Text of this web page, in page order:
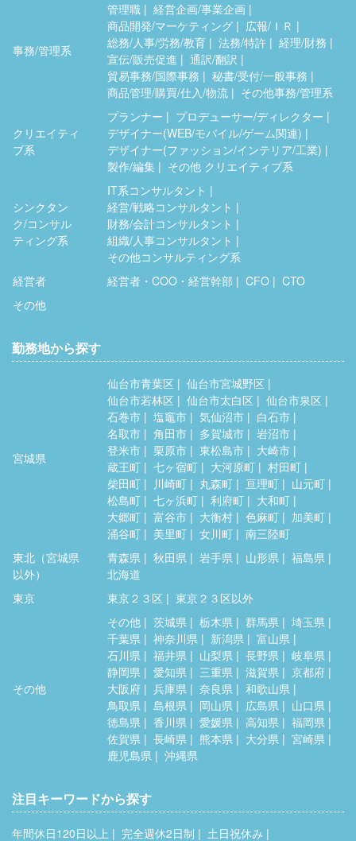
事務/管理系
管理職
経営企画/事業企画
商品開発/マーケティング
広報/ＩＲ
総務/人事/労務/教育
法務/特許
経理/財務
宣伝/販売促進
通訳/翻訳
貿易事務/国際事務
秘書/受付/一般事務
商品管理/購買/仕入/物流
その他事務/管理系
クリエイティ
ブ系
プランナー
プロデューサー/ディレクター
デザイナー(WEB/モバイル/ゲーム関連)
デザイナー(ファッション/インテリア/工業)
製作/編集
その他 クリエイティブ系
シンクタン
ク/コンサル
ティング系
IT系コンサルタント
経営/戦略コンサルタント
財務/会計コンサルタント
組織/人事コンサルタント
その他コンサルティング系
経営者
経営者・COO・経営幹部 CFO
CTO
その他
勤務地から探す
宮城県
仙台市青葉区
仙台市宮城野区
仙台市若林区
仙台市太白区
仙台市泉区
石巻市
塩竈市 気仙沼市
白石市
名取市
角田市 多賀城市
岩沼市
登米市
栗原市 東松島市
大崎市
蔵王町
七ヶ宿町 大河原町
村田町
柴田町
川崎町 丸森町 亘理町
山元町
松島町
七ヶ浜町 利府町
大和町
大郷町
富谷市 大衡村 色麻町
加美町
涌谷町
美里町 女川町
南三陸町
東北（宮城県
以外）
青森県 秋田県 岩手県 山形県
福島県
北海道
東京
東京２３区 東京２３区以外
その他
その他 茨城県 栃木県 群馬県
埼玉県
千葉県
神奈川県 新潟県
富山県
石川県
福井県 山梨県 長野県
岐阜県
静岡県
愛知県 三重県 滋賀県
京都府
大阪府
兵庫県 奈良県
和歌山県
鳥取県
島根県 岡山県 広島県
山口県
徳島県
香川県 愛媛県 高知県
福岡県
佐賀県
長崎県 熊本県 大分県
宮崎県
鹿児島県
沖縄県
注目キーワードから探す
年間休日120日以上 完全週休2日制 土日祝休み